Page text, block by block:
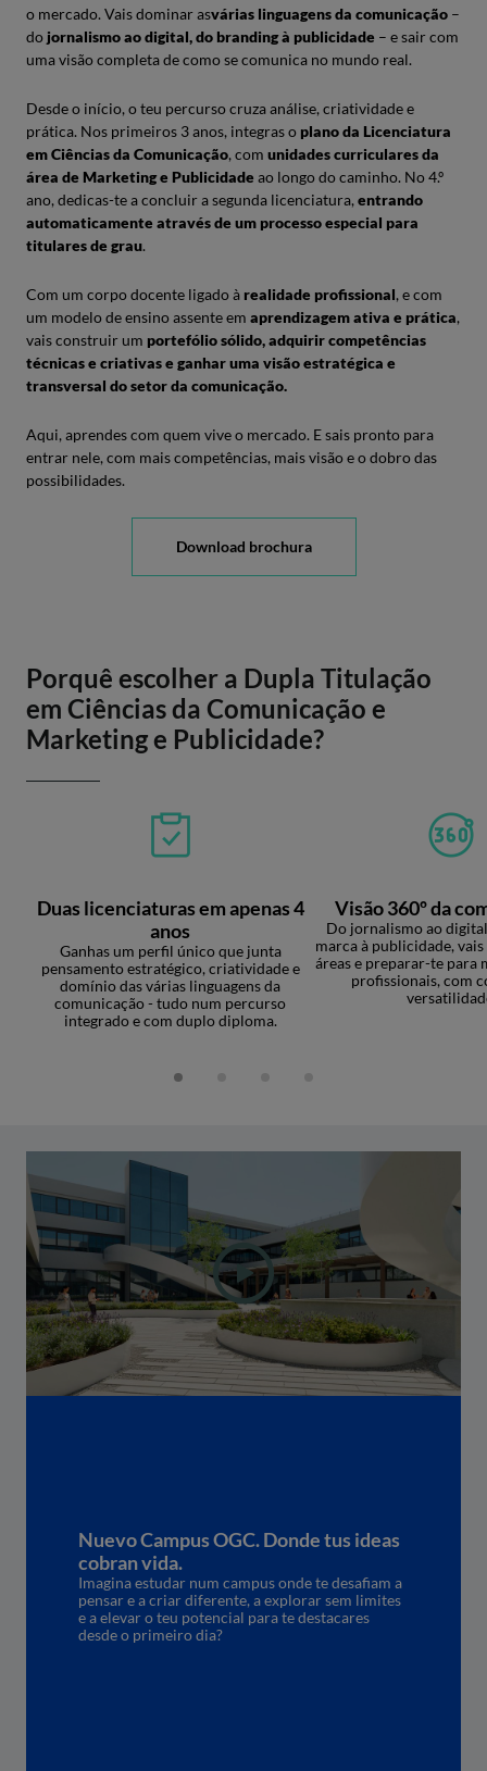
o mercado. Vais dominar as​várias linguagens da comunicação –
do ​ jornalismo ao digital, do branding à publicidade – e sair com
uma visão completa de como se comunica no mundo real.
Desde o início, o teu percurso cruza análise, criatividade e
prática. Nos primeiros 3 anos, integras o ​ plano da Licenciatura
em Ciências da Comunicação, com ​ unidades curriculares da
área de Marketing e Publicidade ao longo do caminho. No 4.º
ano, dedicas-te a concluir a segunda licenciatura, ​ entrando
automaticamente através de um processo especial para
titulares de grau.
Com um corpo docente ligado à ​ realidade profissional, e com
um modelo de ensino assente em ​ aprendizagem ativa e prática,
vais construir um ​ portefólio sólido, adquirir competências
técnicas e criativas e ganhar uma visão estratégica e
transversal do setor da comunicação.
Aqui, aprendes com quem vive o mercado. E sais pronto para
entrar nele, com mais competências, mais visão e o dobro das
possibilidades.
Download brochura
Porquê escolher a Dupla Titulação
em Ciências da Comunicação e
Marketing e Publicidade?
Duas licenciaturas em apenas 4
anos
Ganhas um perfil único que junta
pensamento estratégico, criatividade e
domínio das várias linguagens da
comunicação - tudo num percurso
integrado e com duplo diploma.
Visão 360º da
Do jornalismo ao
marca à publicidade,
áreas e preparar-te para
profissionais, com
Nuevo Campus OGC. Donde tus ideas
cobran vida.
Imagina estudar num campus onde te desafiam a
pensar e a criar diferente, a explorar sem limites
e a elevar o teu potencial para te destacares
desde o primeiro dia?